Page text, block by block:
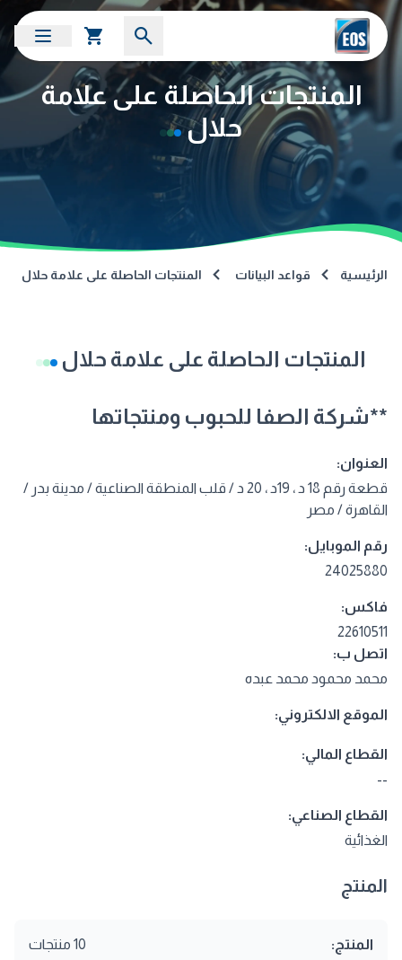
المنتجات الحاصلة على علامة
حلال
الرئيسية قواعد البيانات المنتجات الحاصلة على علامة حلال
المنتجات الحاصلة على علامة حلال
**شركة الصفا للحبوب ومنتجاتها
العنوان:
قطعة رقم 18 د ، 19د ، 20 د / قلب المنطقة الصناعية / مدينة بدر /
القاهرة / مصر
رقم الموبايل:
24025880
فاكس:
22610511
اتصل ب:
محمد محمود محمد عبده
الموقع الالكتروني:
القطاع المالي:
--
القطاع الصناعي:
الغذائية
المنتج
المنتج:
10 منتجات